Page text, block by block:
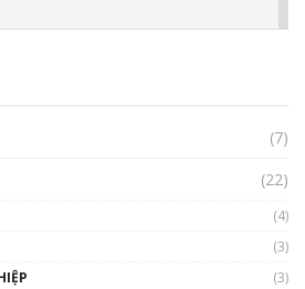
năm 2022: Những sự kiện ảnh hưởng
thái tiền mã hoá | Phổ cập
(7)
(22)
(4)
(3)
(3)